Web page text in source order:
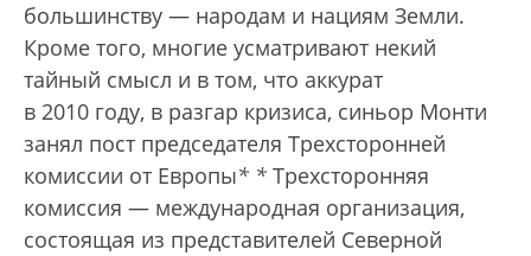
большинству — народам и нациям Земли.
Кроме того, многие усматривают некий
тайный смысл и в том, что аккурат
в 2010 году, в разгар кризиса, синьор Монти
занял пост председателя Трехсторонней
комиссии от Европы* * Трехсторонняя
комиссия — международная организация,
состоящая из представителей Северной